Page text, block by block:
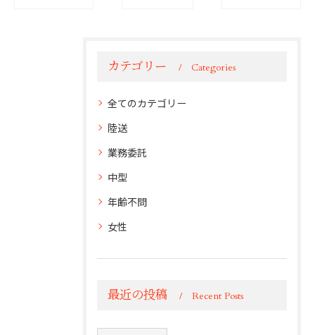
カテゴリー Categories
全てのカテゴリー
陸送
業務委託
中型
年齢不問
女性
最近の投稿 Recent Posts